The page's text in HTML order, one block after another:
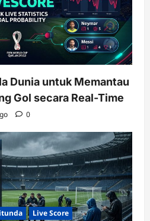
Dunia untuk Memantau
Gol secara Real-Time
0
Live Score